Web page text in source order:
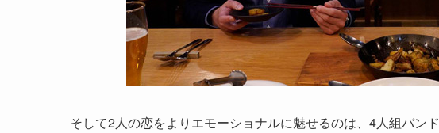
そして2人の恋をよりエモーショナルに魅せるのは、4人組バンド